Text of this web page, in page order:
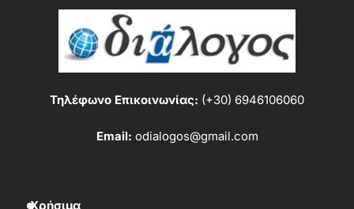
Τηλέφωνο Επικοινωνίας: (+30) 6946106060
Email: odialogos@gmail.com
Χρήσιμα